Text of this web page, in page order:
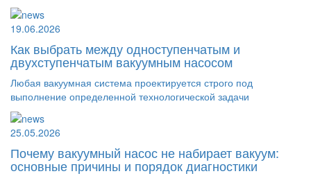
19.06.2026
Как выбрать между одноступенчатым и
двухступенчатым вакуумным насосом
Любая вакуумная система проектируется строго под
выполнение определенной технологической задачи
25.05.2026
Почему вакуумный насос не набирает вакуум:
основные причины и порядок диагностики